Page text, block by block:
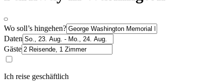
Wo soll’s hingehen?
Daten
Gäste
Ich reise geschäftlich